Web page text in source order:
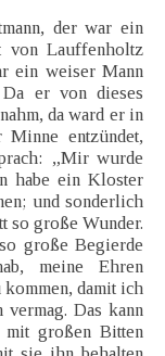
der war ein
von Lauffenholtz
ein weiser Mann
er von dieses
da ward er in
entzündet,
„Mir wurde
habe ein Kloster
und sonderlich
so große Wunder.
große Begierde
meine Ehren
damit ich
Das kann
großen Bitten